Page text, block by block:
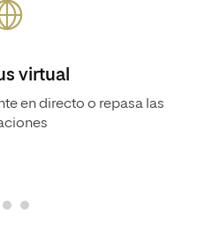
virtual
en directo o repasa las